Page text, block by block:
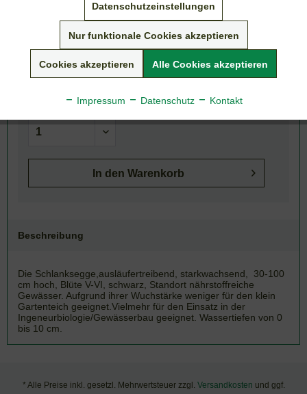
inkl. gesetzlicher MwSt.
zzgl. Versandkosten
Lieferzeit: 3-7 Tage
Sommer-Versandpause vom 05. - 19.07.2026
In den Warenkorb
Beschreibung
Die Schlanksegge,ausläufertreibend, starkwachsend, 30-100
cm hoch, Blüte V-VI, schwarz, Standort nährstoffreiche
Gewässer. Aufgrund ihrer Wuchstärke weniger für den klein
Gartenteich geeignet.Vielmehr für den Einsatz in der
Ingeneurbiologie/Gewässerbau geeignet. Wassertiefen von 0
bis 10 cm.
* Alle Preise inkl. gesetzl. Mehrwertsteuer zzgl. Versandkosten und ggf.
Datenschutzeinstellungen
Nur funktionale Cookies akzeptieren
Cookies akzeptieren Alle Cookies akzeptieren
Impressum Datenschutz Kontakt